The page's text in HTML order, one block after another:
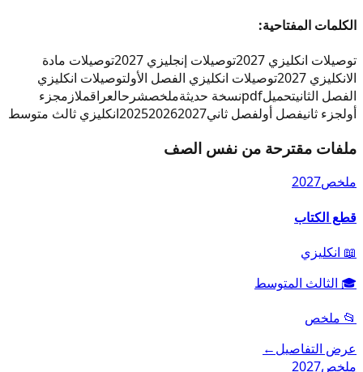
الكلمات المفتاحية:
توصيلات انكليزي 2027
توصيلات إنجليزي 2027
توصيلات مادة
الانكليزي 2027
توصيلات انكليزي الفصل الأولتوصيلات انكليزي
الفصل الثانيتحميلpdfنسخة حديثةملخصشرحالعراقملازمجزء
أولجزء ثانيفصل أولفصل ثاني 202520262027 انكليزي ثالث متوسط
ملفات مقترحة من نفس الصف
ملخص2027
قطع الكتاب
📖 انكليزي
🎓 الثالث المتوسط
📂 ملخص
عرض التفاصيل←
ملخص2027